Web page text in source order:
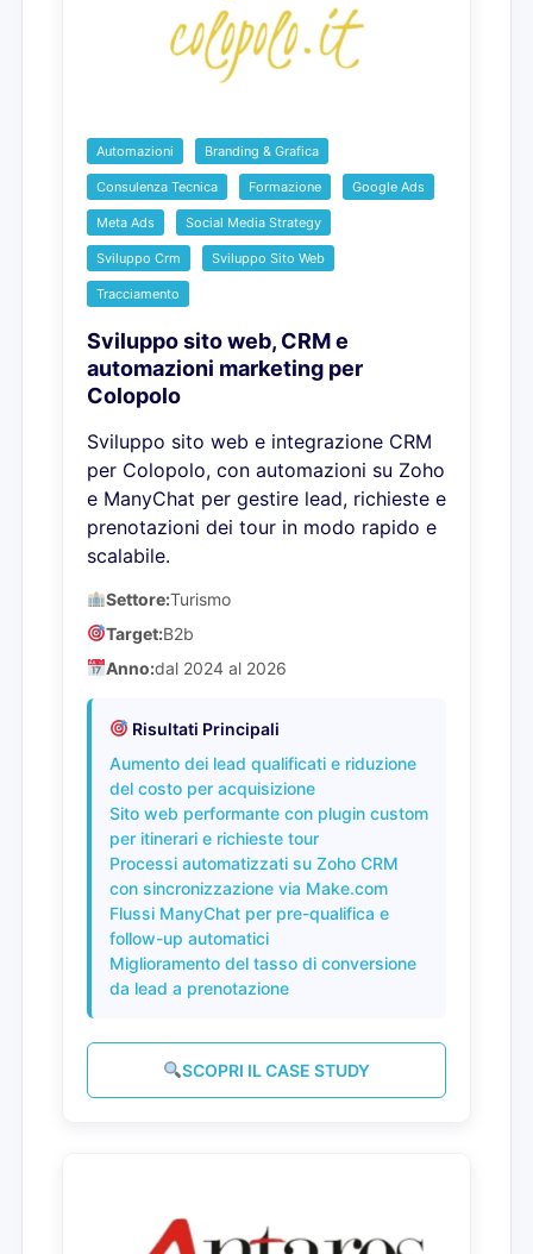
Automazioni Branding & Grafica
Consulenza Tecnica Formazione Google Ads
Meta Ads Social Media Strategy
Sviluppo Crm Sviluppo Sito Web
Tracciamento
Sviluppo sito web, CRM e
automazioni marketing per
Colopolo
Sviluppo sito web e integrazione CRM
per Colopolo, con automazioni su Zoho
e ManyChat per gestire lead, richieste e
prenotazioni dei tour in modo rapido e
scalabile.
Settore:Turismo
Target:B2b
Anno:dal 2024 al 2026
Risultati Principali
Aumento dei lead qualificati e riduzione
del costo per acquisizione
Sito web performante con plugin custom
per itinerari e richieste tour
Processi automatizzati su Zoho CRM
con sincronizzazione via Make.com
Flussi ManyChat per pre-qualifica e
follow-up automatici
Miglioramento del tasso di conversione
da lead a prenotazione
SCOPRI IL CASE STUDY